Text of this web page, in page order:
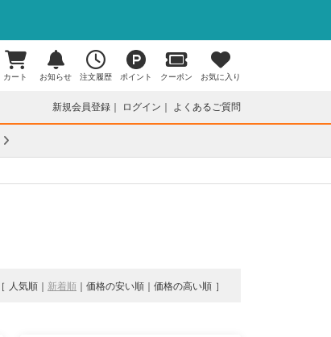
カート お知らせ 注文履歴 ポイント クーポン お気に入り
新規会員登録 ログイン よくあるご質問
人気順 新着順 価格の安い順 価格の高い順